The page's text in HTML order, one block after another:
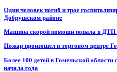
Один человек погиб и трое
Добрушском районе
Машина скорой помощи попала в ДТП
Пожар произошел в торговом центре
Более 100 детей в Гомельской
начала года